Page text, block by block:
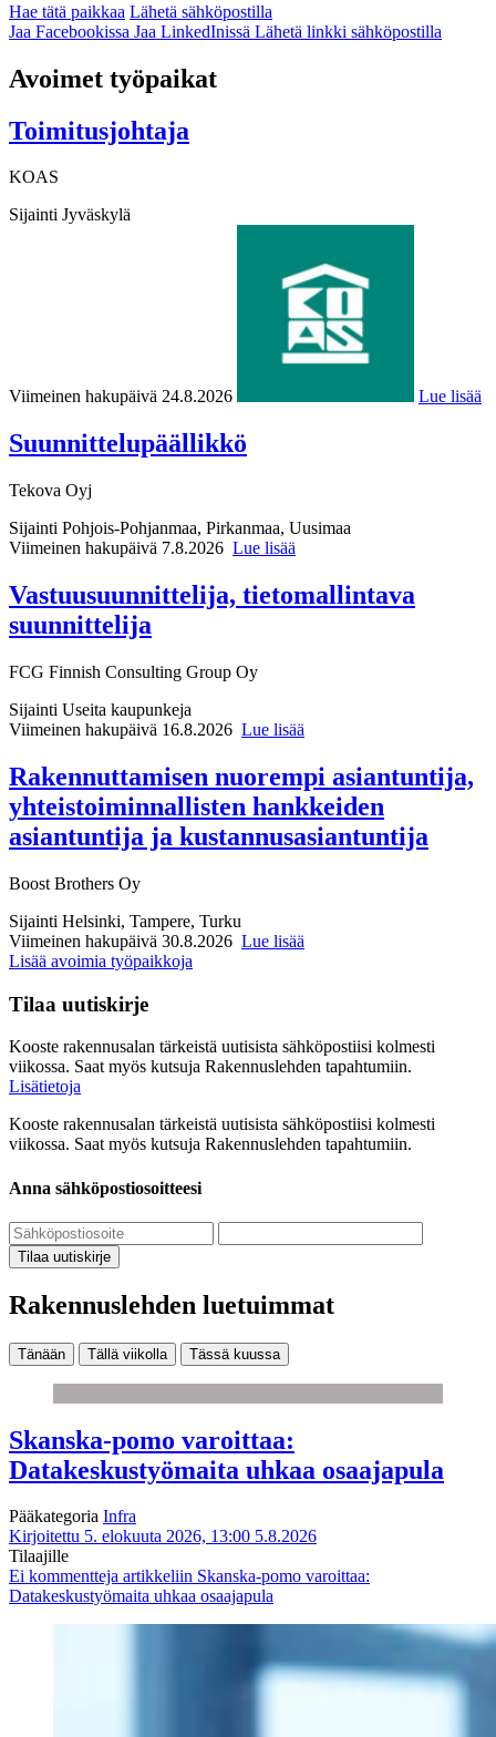
Hae tätä paikkaa Lähetä sähköpostilla
Jaa Facebookissa Jaa LinkedInissä Lähetä linkki sähköpostilla
Avoimet työpaikat
Toimitusjohtaja
KOAS
Sijainti Jyväskylä
Viimeinen hakupäivä 24.8.2026 Lue lisää
Suunnittelupäällikkö
Tekova Oyj
Sijainti Pohjois-Pohjanmaa, Pirkanmaa, Uusimaa
Viimeinen hakupäivä 7.8.2026 Lue lisää
Vastuusuunnittelija, tietomallintava
suunnittelija
FCG Finnish Consulting Group Oy
Sijainti Useita kaupunkeja
Viimeinen hakupäivä 16.8.2026 Lue lisää
Rakennuttamisen nuorempi asiantuntija,
yhteistoiminnallisten hankkeiden
asiantuntija ja kustannusasiantuntija
Boost Brothers Oy
Sijainti Helsinki, Tampere, Turku
Viimeinen hakupäivä 30.8.2026 Lue lisää
Lisää avoimia työpaikkoja
Tilaa uutiskirje
Kooste rakennusalan tärkeistä uutisista sähköpostiisi kolmesti
viikossa. Saat myös kutsuja Rakennuslehden tapahtumiin.
Lisätietoja
Kooste rakennusalan tärkeistä uutisista sähköpostiisi kolmesti
viikossa. Saat myös kutsuja Rakennuslehden tapahtumiin.
Anna sähköpostiosoitteesi
Tilaa uutiskirje
Rakennuslehden luetuimmat
Tänään Tällä viikolla Tässä kuussa
Skanska-pomo varoittaa:
Datakeskustyömaita uhkaa osaajapula
Pääkategoria Infra
Kirjoitettu 5. elokuuta 2026, 13:00 5.8.2026
Tilaajille
Ei kommentteja artikkeliin Skanska-pomo varoittaa:
Datakeskustyömaita uhkaa osaajapula